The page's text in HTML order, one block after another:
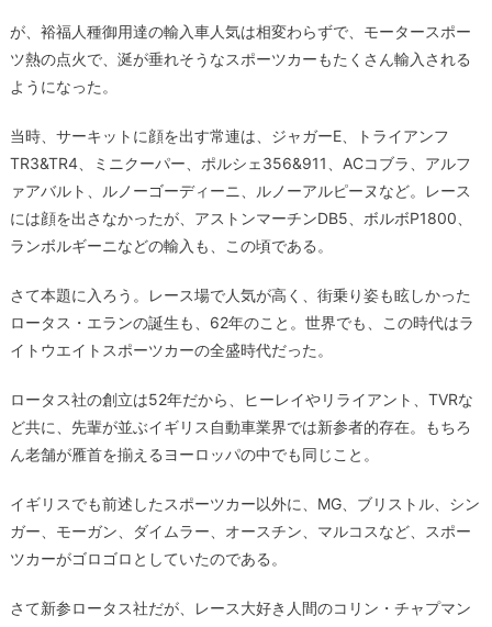
が、裕福人種御用達の輸入車人気は相変わらずで、モータースポー
ツ熱の点火で、涎が垂れそうなスポーツカーもたくさん輸入される
ようになった。
当時、サーキットに顔を出す常連は、ジャガーE、トライアンフ
TR3&TR4、ミニクーパー、ポルシェ356&911、ACコブラ、アルフ
ァアバルト、ルノーゴーディーニ、ルノーアルピーヌなど。レース
には顔を出さなかったが、アストンマーチンDB5、ボルボP1800、
ランボルギーニなどの輸入も、この頃である。
さて本題に入ろう。レース場で人気が高く、街乗り姿も眩しかった
ロータス・エランの誕生も、62年のこと。世界でも、この時代はラ
イトウエイトスポーツカーの全盛時代だった。
ロータス社の創立は52年だから、ヒーレイやリライアント、TVRな
ど共に、先輩が並ぶイギリス自動車業界では新参者的存在。もちろ
ん老舗が雁首を揃えるヨーロッパの中でも同じこと。
イギリスでも前述したスポーツカー以外に、MG、ブリストル、シン
ガー、モーガン、ダイムラー、オースチン、マルコスなど、スポー
ツカーがゴロゴロとしていたのである。
さて新参ロータス社だが、レース大好き人間のコリン・チャプマン